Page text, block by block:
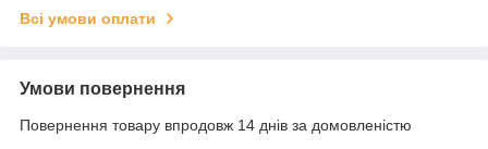
Всі умови оплати
Умови повернення
Повернення товару впродовж 14 днів за домовленістю